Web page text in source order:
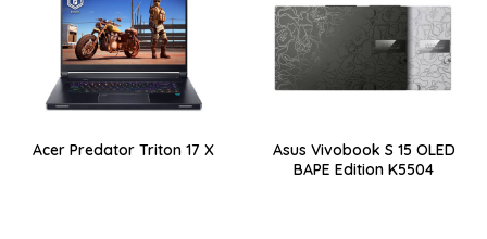
Acer Predator Triton 17 X
Asus Vivobook S 15 OLED
BAPE Edition K5504